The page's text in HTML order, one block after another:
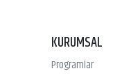
KURUMSAL
Programlar